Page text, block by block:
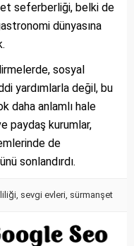
seferberliği, belki de
dünyasına
sosyal
yardımlarla değil, bu
daha anlamlı hale
paydaş kurumlar,
de
sonlandırdı.
, sevgi evleri, sürmanşet